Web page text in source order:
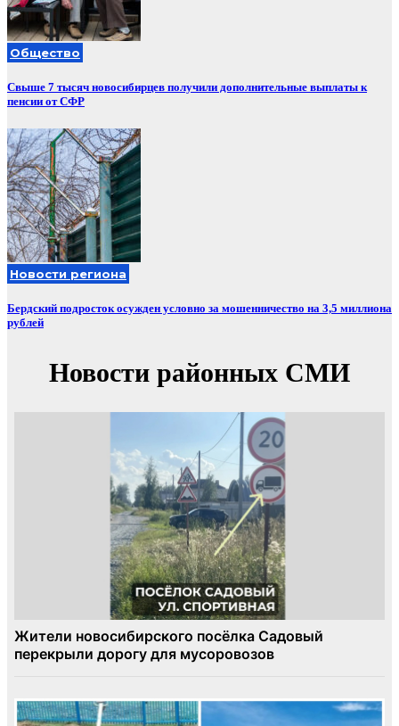
Общество
Свыше 7 тысяч новосибирцев получили дополнительные выплаты к
пенсии от СФР
Новости региона
Бердский подросток осужден условно за мошенничество на 3,5 миллиона
рублей